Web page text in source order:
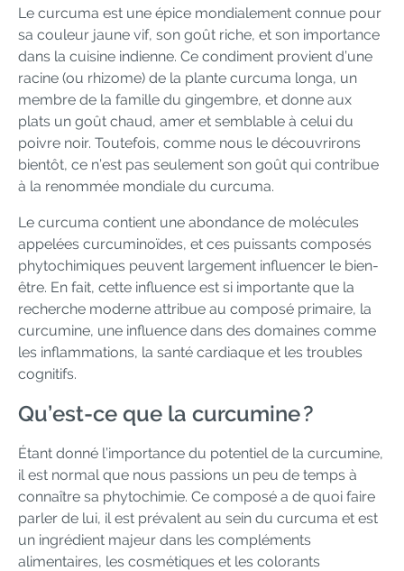
Le curcuma est une épice mondialement connue pour
sa couleur jaune vif, son goût riche, et son importance
dans la cuisine indienne. Ce condiment provient d’une
racine (ou rhizome) de la plante curcuma longa, un
membre de la famille du gingembre, et donne aux
plats un goût chaud, amer et semblable à celui du
poivre noir. Toutefois, comme nous le découvrirons
bientôt, ce n’est pas seulement son goût qui contribue
à la renommée mondiale du curcuma.
Le curcuma contient une abondance de molécules
appelées curcuminoïdes, et ces puissants composés
phytochimiques peuvent largement influencer le bien-
être. En fait, cette influence est si importante que la
recherche moderne attribue au composé primaire, la
curcumine, une influence dans des domaines comme
les inflammations, la santé cardiaque et les troubles
cognitifs.
Qu’est-ce que la curcumine ?
Étant donné l’importance du potentiel de la curcumine,
il est normal que nous passions un peu de temps à
connaître sa phytochimie. Ce composé a de quoi faire
parler de lui, il est prévalent au sein du curcuma et est
un ingrédient majeur dans les compléments
alimentaires, les cosmétiques et les colorants